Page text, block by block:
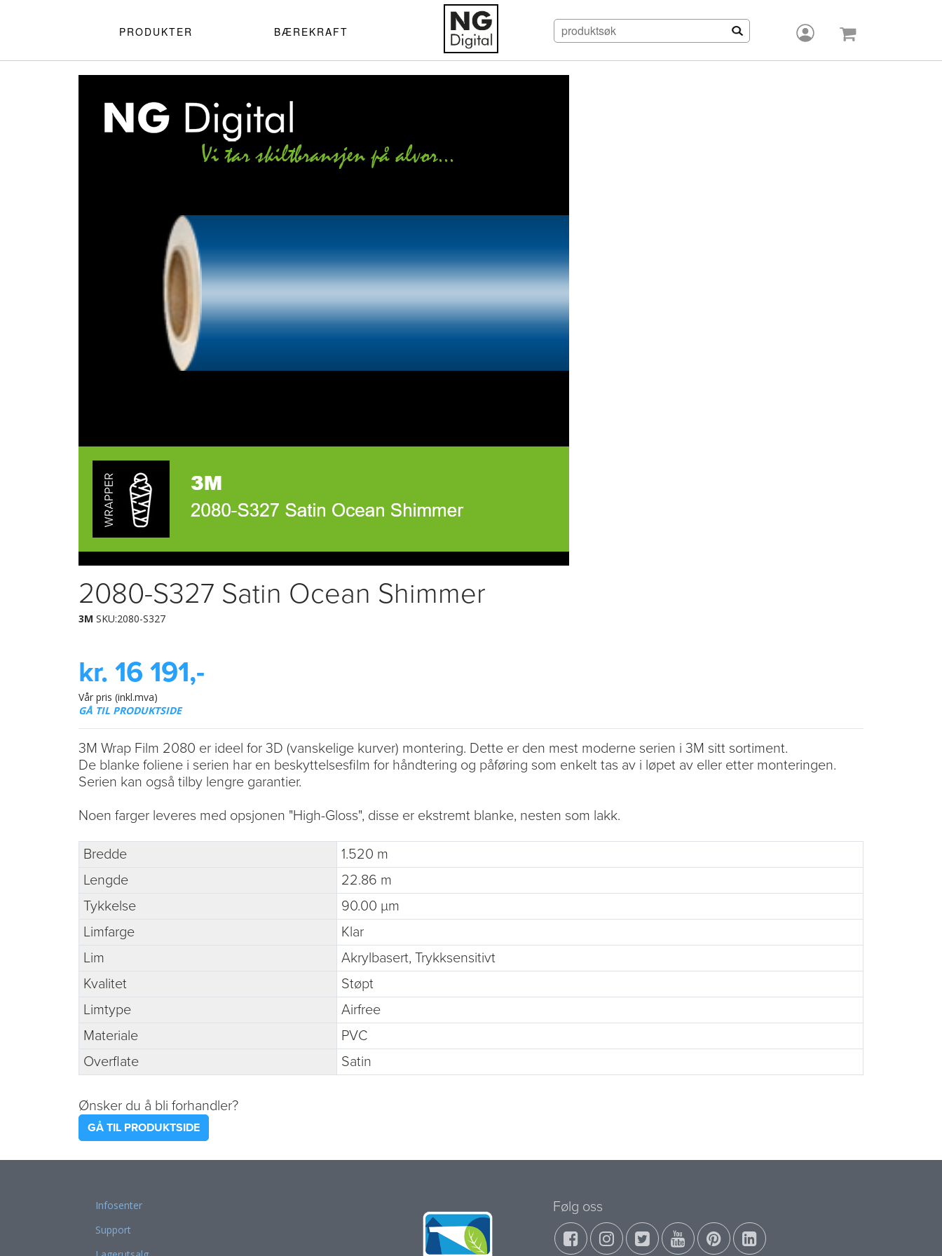
PRODUKTER BÆREKRAFT
2080-S327 Satin Ocean Shimmer
3M SKU:2080-S327
kr. 16 191,-
Vår pris (inkl.mva)
GÅ TIL PRODUKTSIDE
3M Wrap Film 2080 er ideel for 3D (vanskelige kurver) montering. Dette er den mest moderne serien i 3M sitt sortiment.
De blanke foliene i serien har en beskyttelsesfilm for håndtering og påføring som enkelt tas av i løpet av eller etter monteringen.
Serien kan også tilby lengre garantier.
Noen farger leveres med opsjonen "High-Gloss", disse er ekstremt blanke, nesten som lakk.
Bredde
1.520 m
Lengde
22.86 m
Tykkelse
90.00 µm
Limfarge
Klar
Lim
Akrylbasert, Trykksensitivt
Kvalitet
Støpt
Limtype
Airfree
Materiale
PVC
Overflate
Satin
Ønsker du å bli forhandler?
GÅ TIL PRODUKTSIDE
Infosenter
Support
Følg oss